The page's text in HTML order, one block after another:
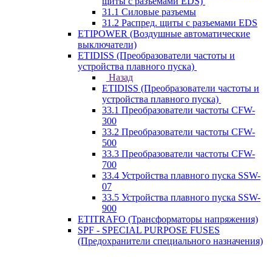
31.1 Силовые разъемы
31.2 Распред. щиты с разъемами EDS
ETIPOWER (Воздушные автоматические
выключатели)
ETIDISS (Преобразователи частоты и
устройства плавного пуска)
Назад
ETIDISS (Преобразователи частоты и
устройства плавного пуска)
33.1 Преобразователи частоты CFW-
300
33.2 Преобразователи частоты CFW-
500
33.3 Преобразователи частоты CFW-
700
33.4 Устройства плавного пуска SSW-
07
33.5 Устройства плавного пуска SSW-
900
ETITRAFO (Трансформаторы напряжения)
SPF - SPECIAL PURPOSE FUSES
(Предохранители специального назначения)